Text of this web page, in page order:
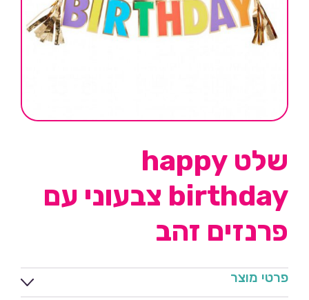
שלט happy
birthday צבעוני עם
פרנזים זהב
פרטי מוצר